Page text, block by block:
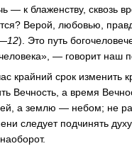
— к блаженству, сквозь
Верой, любовью,
). Это путь
— говорит наш
крайний срок изменить
Вечность, а время
а землю — небом; не
следует подчинять